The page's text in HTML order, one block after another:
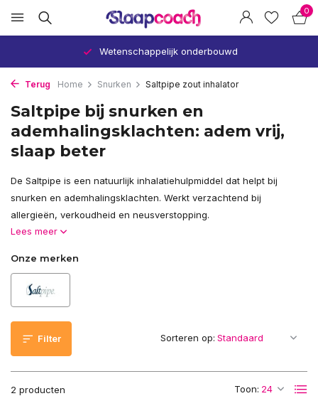
0
Verbetert uw slaap en gezondheid
Terug Home Snurken Saltpipe zout inhalator
Saltpipe bij snurken en
ademhalingsklachten: adem vrij,
slaap beter
De Saltpipe is een natuurlijk inhalatiehulpmiddel dat helpt bij
snurken en ademhalingsklachten. Werkt verzachtend bij
allergieën, verkoudheid en neusverstopping.
Lees meer
Onze merken
Filter
2 producten Toon:
Sorteren op: